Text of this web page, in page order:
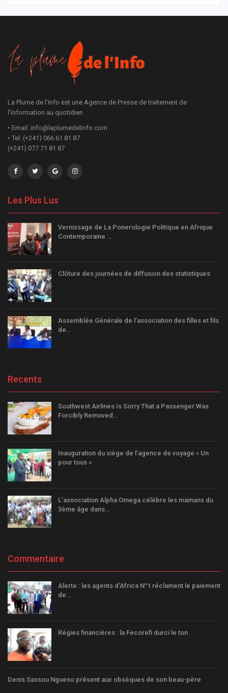
La Plume de l'Info est une Agence de Presse de traitement de
l'information au quotidien
• Email: info@laplumedelinfo.com
• Tel: (+241) 066 61 81 87
(+241) 077 71 81 87
Les Plus Lus
Vernissage de La Ponerologie Politique en Afrique
Contemporaine :…
Clôture des journées de diffusion des statistiques
Assemblée Générale de l’association des filles et fils
de…
Recents
Southwest Airlines Is Sorry That a Passenger Was
Forcibly Removed…
Inauguration du siège de l’agence de voyage « Un
pour tous »
L’association Alpha Omega célèbre les mamans du
3ème âge dans…
Commentaire
Alerte : les agents d’Africa N°1 réclament le paiement
de…
Régies financières : la Fecorefi durci le ton
Denis Sassou Ngueso présent aux obsèques de son beau-père